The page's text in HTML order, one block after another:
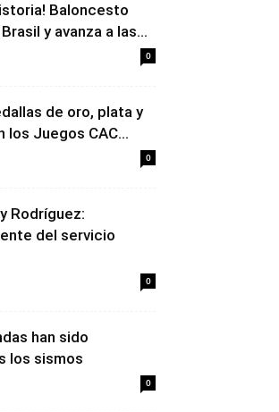
Baloncesto
y avanza a las...
0
de oro, plata y
los Juegos CAC...
0
Rodríguez:
del servicio
0
han sido
los sismos
0